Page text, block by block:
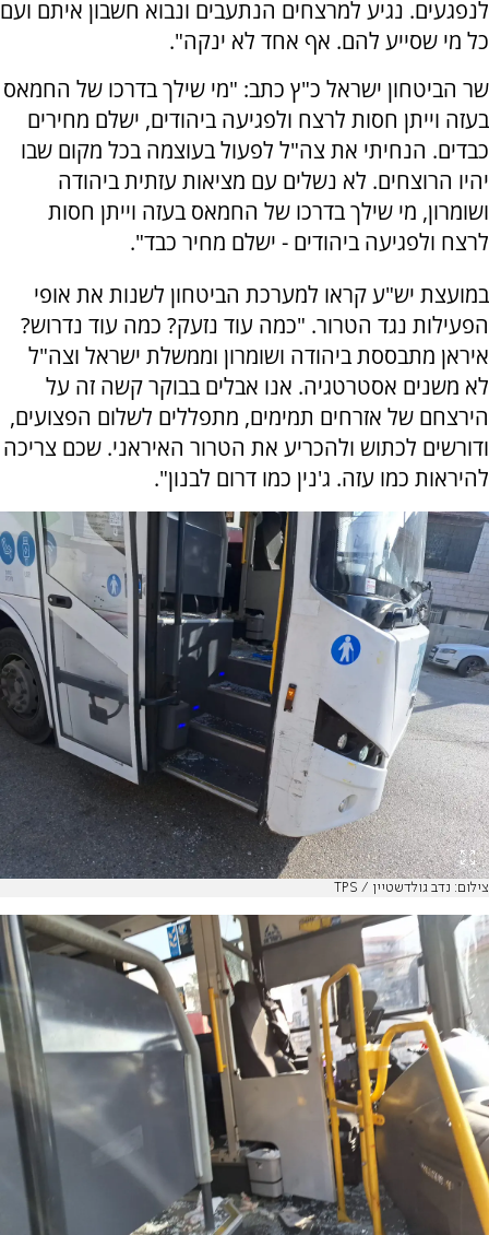
לנפגעים. נגיע למרצחים הנתעבים ונבוא חשבון איתם ועם
כל מי שסייע להם. אף אחד לא ינקה".
שר הביטחון ישראל כ"ץ כתב: "מי שילך בדרכו של החמאס
בעזה וייתן חסות לרצח ולפגיעה ביהודים, ישלם מחירים
כבדים. הנחיתי את צה"ל לפעול בעוצמה בכל מקום שבו
יהיו הרוצחים. לא נשלים עם מציאות עזתית ביהודה
ושומרון, מי שילך בדרכו של החמאס בעזה וייתן חסות
לרצח ולפגיעה ביהודים - ישלם מחיר כבד".
במועצת יש"ע קראו למערכת הביטחון לשנות את אופי
הפעילות נגד הטרור. "כמה עוד נזעק? כמה עוד נדרוש?
איראן מתבססת ביהודה ושומרון וממשלת ישראל וצה"ל
לא משנים אסטרטגיה. אנו אבלים בבוקר קשה זה על
הירצחם של אזרחים תמימים, מתפללים לשלום הפצועים,
ודורשים לכתוש ולהכריע את הטרור האיראני. שכם צריכה
להיראות כמו עזה. ג'נין כמו דרום לבנון".
צילום: נדב גולדשטיין / TPS